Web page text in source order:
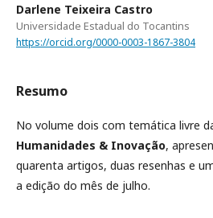
Darlene Teixeira Castro
Universidade Estadual do Tocantins
https://orcid.org/0000-0003-1867-3804
Resumo
No volume dois com temática livre
Humanidades & Inovação,
quarenta artigos, duas resenhas e
a edição do mês de julho.